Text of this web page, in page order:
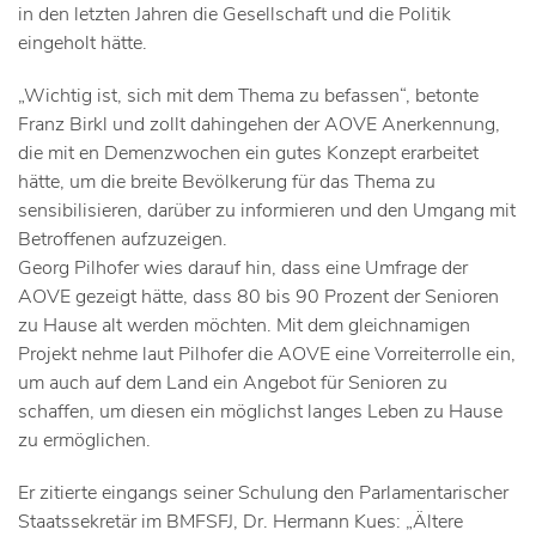
in den letzten Jahren die Gesellschaft und die Politik
eingeholt hätte.
„Wichtig ist, sich mit dem Thema zu befassen“, betonte
Franz Birkl und zollt dahingehen der AOVE Anerkennung,
die mit en Demenzwochen ein gutes Konzept erarbeitet
hätte, um die breite Bevölkerung für das Thema zu
sensibilisieren, darüber zu informieren und den Umgang mit
Betroffenen aufzuzeigen.
Georg Pilhofer wies darauf hin, dass eine Umfrage der
AOVE gezeigt hätte, dass 80 bis 90 Prozent der Senioren
zu Hause alt werden möchten. Mit dem gleichnamigen
Projekt nehme laut Pilhofer die AOVE eine Vorreiterrolle ein,
um auch auf dem Land ein Angebot für Senioren zu
schaffen, um diesen ein möglichst langes Leben zu Hause
zu ermöglichen.
Er zitierte eingangs seiner Schulung den Parlamentarischer
Staatssekretär im BMFSFJ, Dr. Hermann Kues: „Ältere